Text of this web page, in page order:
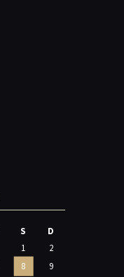
S
D
1
2
8
9